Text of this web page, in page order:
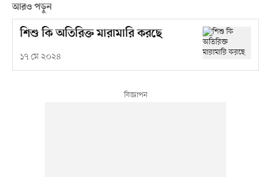
আরও পড়ুন
শিশু কি অতিরিক্ত মারামারি করছে
১৭ মে ২০২৪